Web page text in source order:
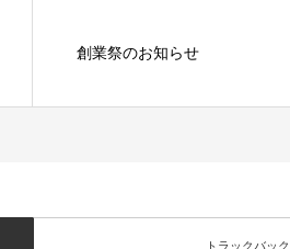
創業祭のお知らせ
トラックバッ